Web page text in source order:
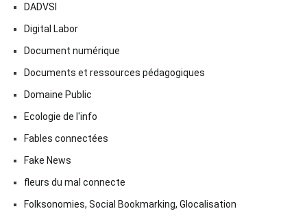
DADVSI
Digital Labor
Document numérique
Documents et ressources pédagogiques
Domaine Public
Ecologie de l'info
Fables connectées
Fake News
fleurs du mal connecte
Folksonomies, Social Bookmarking, Glocalisation